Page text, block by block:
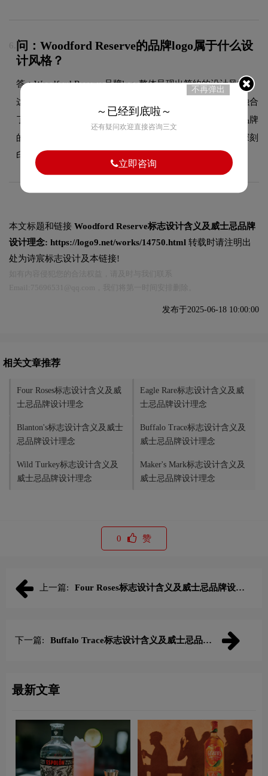
6. 问：Woodford Reserve的品牌logo属于什么设
计风格？
答：Woodford Reserve品牌logo整体呈现出简约的设计风格。
这种风格在品牌领域具有较好的适用性，设计师在标志中融合
了简约的核心手法，既符合行业的一般审美特征，又突出品牌
的独特个性，能够在众多竞品中脱颖而出，给消费者留下深刻
印象。
本文标题和链接 Woodford Reserve标志设计含义及威士忌品牌
设计理念: https://logo9.net/works/14750.html 转载时请注明出
处为诗宸标志设计及本链接!
发布于2025-06-18 10:00:00
相关文章推荐
Four Roses标志设计含义及威
士忌品牌设计理念
Eagle Rare标志设计含义及威
士忌品牌设计理念
Blanton's标志设计含义及威士
忌品牌设计理念
Buffalo Trace标志设计含义及
威士忌品牌设计理念
Wild Turkey标志设计含义及
威士忌品牌设计理念
Maker's Mark标志设计含义及
威士忌品牌设计理念
0 赞
上一篇:
Four Roses标志设计含义及威士忌品牌设计
下一篇:
Buffalo Trace标志设计含义及威士忌品牌
最新文章
不再弹出
～已经到底啦～
还有疑问欢迎直接咨询三文
立即咨询